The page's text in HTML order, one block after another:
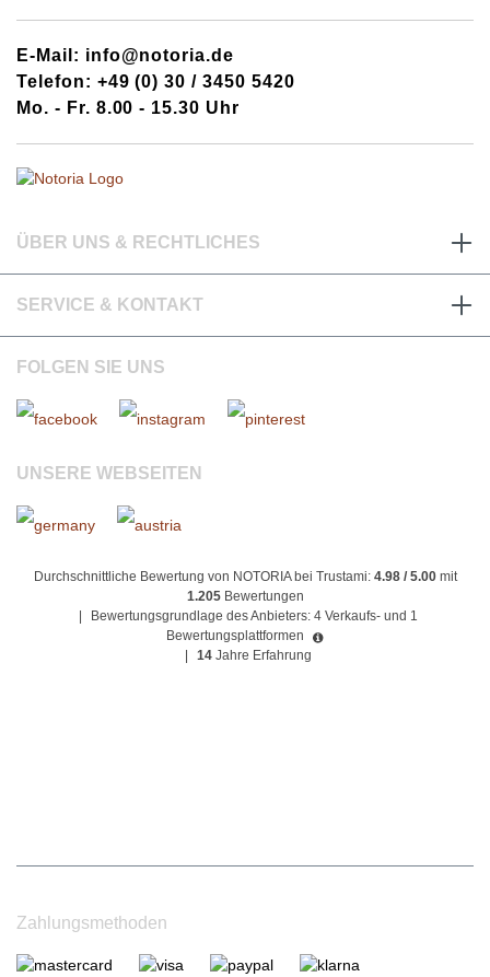
E-Mail: info@notoria.de
Telefon: +49 (0) 30 / 3450 5420
Mo. - Fr. 8.00 - 15.30 Uhr
ÜBER UNS & RECHTLICHES
SERVICE & KONTAKT
FOLGEN SIE UNS
UNSERE WEBSEITEN
Durchschnittliche Bewertung von NOTORIA bei Trustami: 4.98 / 5.00mit
1.205 Bewertungen
Bewertungsgrundlage des Anbieters: 4 Verkaufs- und 1
Bewertungsplattformen
14 Jahre Erfahrung
Zahlungsmethoden